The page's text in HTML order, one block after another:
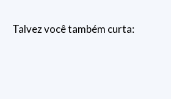
Talvez você também curta: